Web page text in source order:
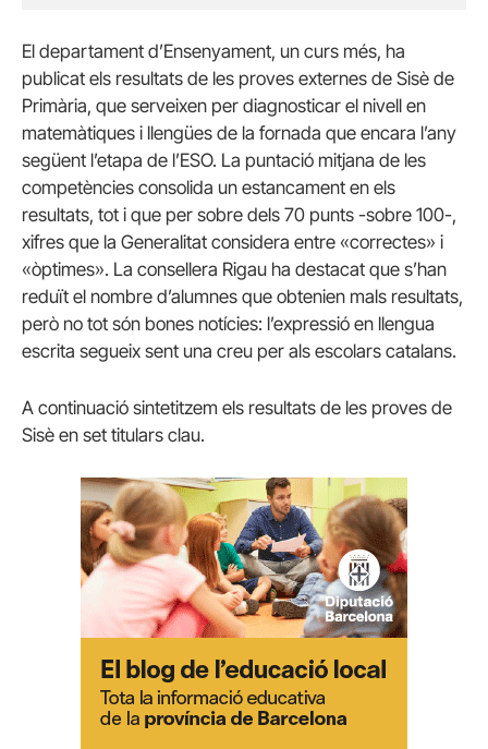
El departament d’Ensenyament, un curs més, ha
publicat els resultats de les proves externes de Sisè de
Primària, que serveixen per diagnosticar el nivell en
matemàtiques i llengües de la fornada que encara l’any
següent l’etapa de l’ESO. La puntació mitjana de les
competències consolida un estancament en els
resultats, tot i que per sobre dels 70 punts -sobre 100-,
xifres que la Generalitat considera entre «correctes» i
«òptimes». La consellera Rigau ha destacat que s’han
reduït el nombre d’alumnes que obtenien mals resultats,
però no tot són bones notícies: l’expressió en llengua
escrita segueix sent una creu per als escolars catalans.
A continuació sintetitzem els resultats de les proves de
Sisè en set titulars clau.